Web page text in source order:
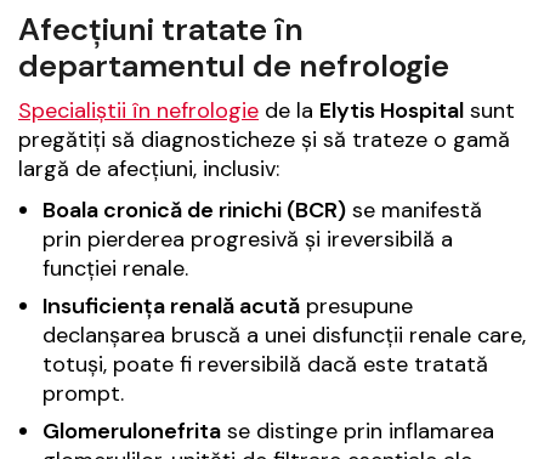
Afecțiuni tratate în
departamentul de nefrologie
Specialiștii în nefrologie de la Elytis Hospital sunt
pregătiți să diagnosticheze și să trateze o gamă
largă de afecțiuni, inclusiv:
Boala cronică de rinichi (BCR) se manifestă
prin pierderea progresivă și ireversibilă a
funcției renale.
Insuficiența renală acută presupune
declanșarea bruscă a unei disfuncții renale care,
totuși, poate fi reversibilă dacă este tratată
prompt.
Glomerulonefrita se distinge prin inflamarea